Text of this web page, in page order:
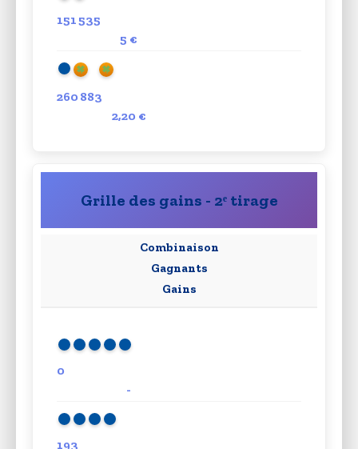
151 535
5 €
260 883
2,20 €
Grille des gains - 2ᵉ tirage
Combinaison
Gagnants
Gains
0
-
193